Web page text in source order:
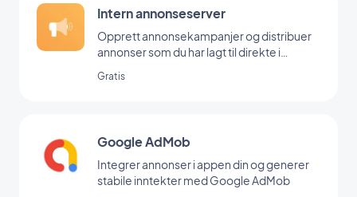
Intern annonseserver
Opprett annonsekampanjer og distribuer
annonser som du har lagt til direkte i
Gratis
Google AdMob
Integrer annonser i appen din og generer
stabile inntekter med Google AdMob